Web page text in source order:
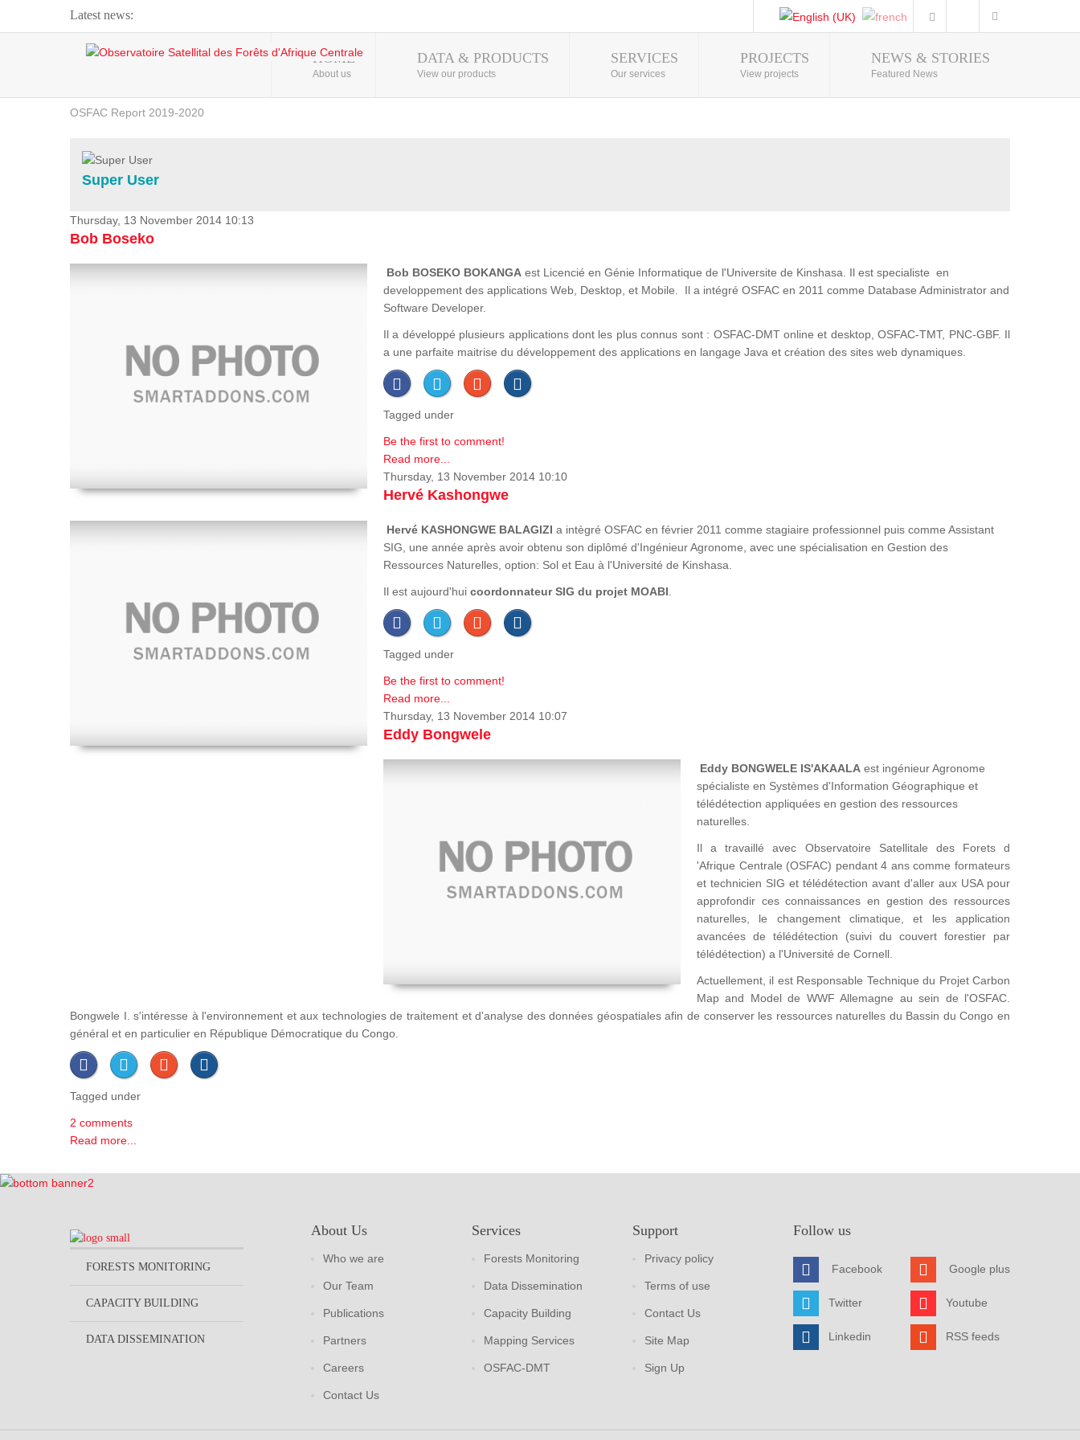
Latest news:
Webinar about Large Scale Monitoring and Land ...
OSFAC Video - Addressing climate change from the ...
OSFAC Report 2019-2020
Flooding and Erosion in Kinshasa - Open Cities ...
Photo Gallery
HOME
About us
DATA & PRODUCTS
View our products
SERVICES
Our services
PROJECTS
View projects
NEWS & STORIES
Featured News
Super User
Thursday, 13 November 2014 10:13
Bob Boseko
Bob BOSEKO BOKANGA est Licencié en Génie Informatique de l'Universite de Kinshasa. Il est specialiste en
developpement des applications Web, Desktop, et Mobile. Il a intégré OSFAC en 2011 comme Database Administrator and
Software Developer.
Il a développé plusieurs applications dont les plus connus sont : OSFAC-DMT online et desktop, OSFAC-TMT, PNC-GBF. Il
a une parfaite maitrise du développement des applications en langage Java et création des sites web dynamiques.
Tagged under
Be the first to comment!
Read more...
Thursday, 13 November 2014 10:10
Hervé Kashongwe
Hervé KASHONGWE BALAGIZI a intègré OSFAC en février 2011 comme stagiaire professionnel puis comme Assistant
SIG, une année après avoir obtenu son diplômé d'Ingénieur Agronome, avec une spécialisation en Gestion des
Ressources Naturelles, option: Sol et Eau à l'Université de Kinshasa.
Il est aujourd'hui coordonnateur SIG du projet MOABI
Tagged under
Be the first to comment!
Read more...
Thursday, 13 November 2014 10:07
Eddy Bongwele
Eddy BONGWELE IS'AKAALA est ingénieur Agronome
spécialiste en Systèmes d'Information Géographique et
télédétection appliquées en gestion des ressources
naturelles.
Il a travaillé avec Observatoire Satellitale des Forets d
'Afrique Centrale (OSFAC) pendant 4 ans comme formateurs
et technicien SIG et télédétection avant d'aller aux USA pour
approfondir ces connaissances en gestion des ressources
naturelles, le changement climatique, et les application
avancées de télédétection (suivi du couvert forestier par
télédétection) a l'Université de Cornell.
Actuellement, il est Responsable Technique du Projet Carbon
Map and Model de WWF Allemagne au sein de l'OSFAC.
Bongwele I. s'intéresse à l'environnement et aux technologies de traitement et d'analyse des données géospatiales afin de conserver les ressources naturelles du Bassin du Congo en
général et en particulier en République Démocratique du Congo.
Tagged under
2 comments
Read more...
FORESTS MONITORING
CAPACITY BUILDING
DATA DISSEMINATION
About Us
Who we are
Our Team
Publications
Partners
Careers
Contact Us
Services
Forests Monitoring
Data Dissemination
Capacity Building
Mapping Services
OSFAC-DMT
Support
Privacy policy
Terms of use
Contact Us
Site Map
Sign Up
Follow us
Facebook
Twitter
Linkedin
Google plus
Youtube
RSS feeds